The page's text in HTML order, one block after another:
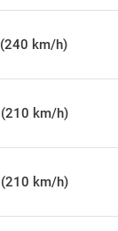
km/h)
km/h)
km/h)